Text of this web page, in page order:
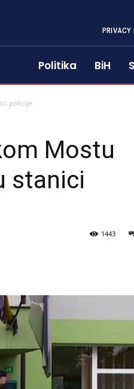
PRIVACY
Politika BiH
policije
Mostu
stanici
1443